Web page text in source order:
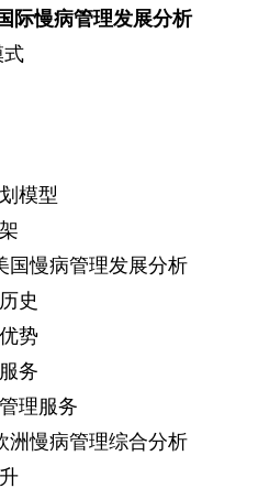
际慢病管理发展分析
式
模型
国慢病管理发展分析
史
势
务
理服务
洲慢病管理综合分析